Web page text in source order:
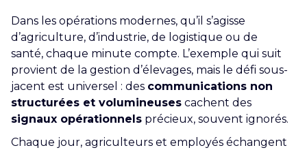
Dans les opérations modernes, qu’il s’agisse
d’agriculture, d’industrie, de logistique ou de
santé, chaque minute compte. L’exemple qui suit
provient de la gestion d’élevages, mais le défi sous-
jacent est universel : des communications non
structurées et volumineuses cachent des
signaux opérationnels précieux, souvent ignorés.
Chaque jour, agriculteurs et employés échangent